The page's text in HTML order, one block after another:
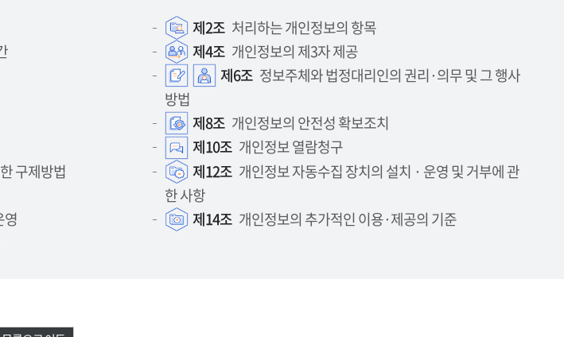
제2조 처리하는 개인정보의 항목
제4조 개인정보의 제3자 제공
제6조 정보주체와 법정대리인의 권리·의무 및 그 행사
방법
제8조 개인정보의 안전성 확보조치
제10조 개인정보 열람청구
구제방법 제12조 개인정보 자동수집 장치의 설치 · 운영 및 거부에 관
한 사항
영 제14조 개인정보의 추가적인 이용·제공의 기준